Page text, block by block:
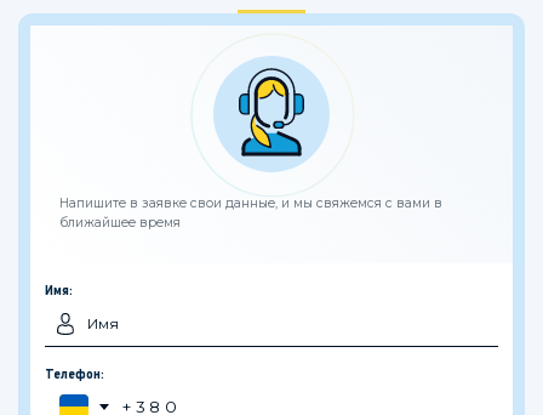
Напишите в заявке свои данные, и мы свяжемся с вами в
ближайшее время
Имя:
Телефон: